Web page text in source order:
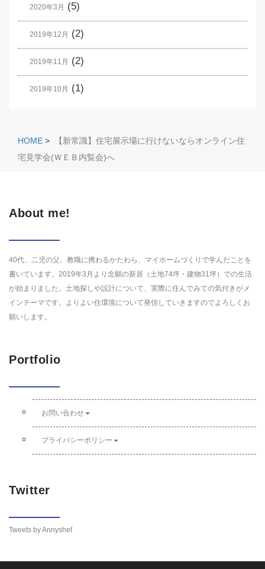
2020年3月 (5)
2019年12月 (2)
2019年11月 (2)
2019年10月 (1)
HOME >
【新常識】住宅展示場に行けないならオンライン住
宅見学会(ＷＥＢ内覧会)へ
About me!
40代、二児の父。教職に携わるかたわら、マイホームづくりで学んだことを
書いています。2019年3月より念願の新居（土地74坪・建物31坪）での生活
が始まりました。土地探しや設計について、実際に住んでみての気付きがメ
インテーマです。よりよい住環境について発信していきますのでよろしくお
願いします。
Portfolio
お問い合わせ
プライバシーポリシー
Twitter
Tweets by Annyshef